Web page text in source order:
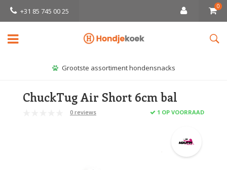
+31 85 745 00 25
0
Grootste assortiment hondensnacks
ChuckTug Air Short 6cm bal
0 reviews 1 OP VOORRAAD